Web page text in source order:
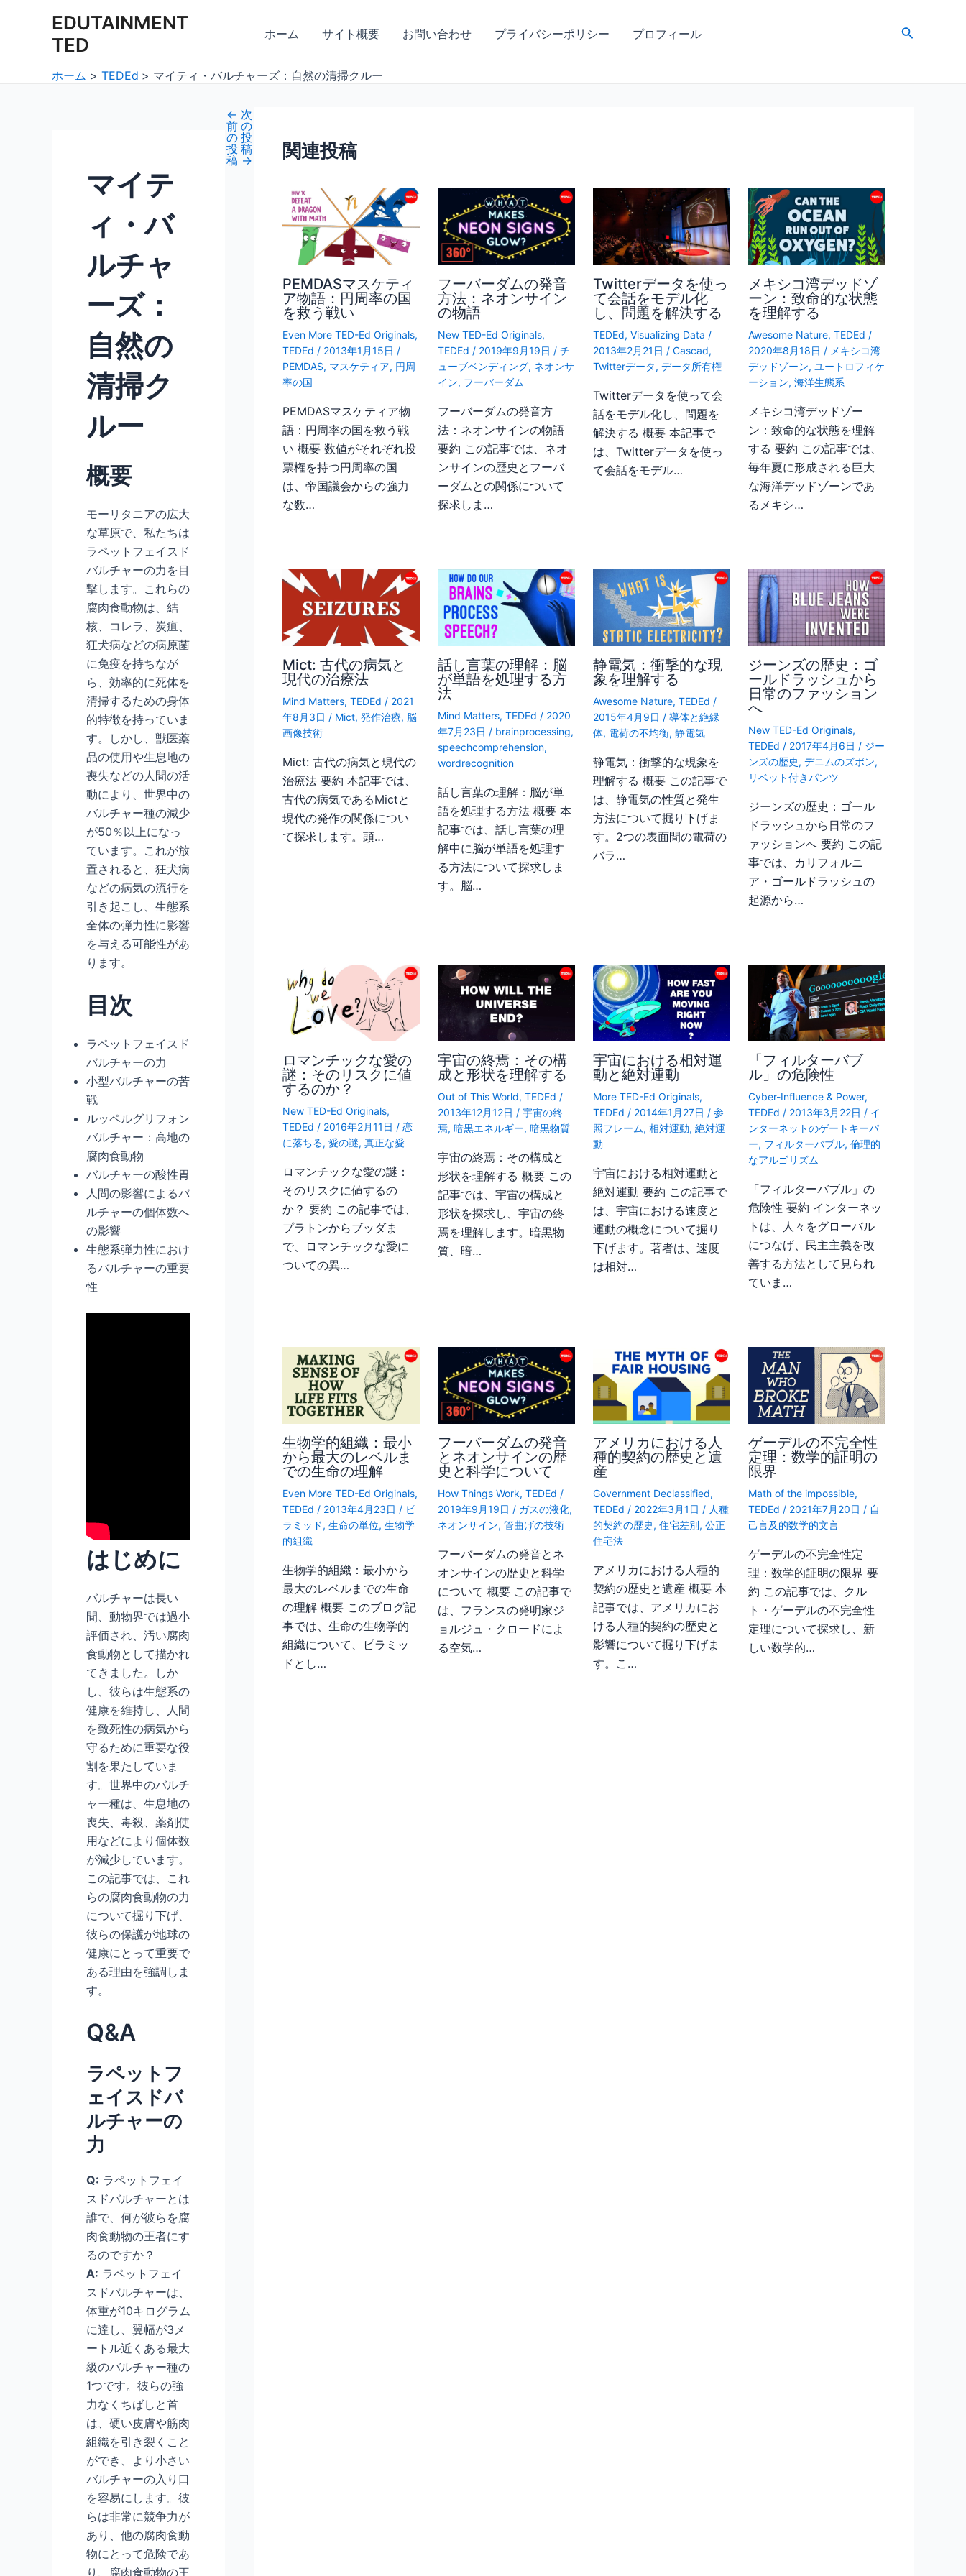
EDUTAINMENT
TED
ホーム サイト概要 お問い合わせ プライバシーポリシー プロフィール
検
ホーム TEDEd マイティ・バルチャーズ：自然の清掃クルー
マイテ
ィ・バ
ルチャ
ーズ：
自然の
清掃ク
ルー
概要
モーリタニアの広大
な草原で、私たちは
ラペットフェイスド
バルチャーの力を目
撃します。これらの
腐肉食動物は、結
核、コレラ、炭疽、
狂犬病などの病原菌
に免疫を持ちなが
ら、効率的に死体を
清掃するための身体
的特徴を持っていま
す。しかし、獣医薬
品の使用や生息地の
喪失などの人間の活
動により、世界中の
バルチャー種の減少
が50％以上になっ
ています。これが放
置されると、狂犬病
などの病気の流行を
引き起こし、生態系
全体の弾力性に影響
を与える可能性があ
ります。
目次
ラペットフェイスド
バルチャーの力
小型バルチャーの苦
戦
ルッペルグリフォン
バルチャー：高地の
腐肉食動物
バルチャーの酸性胃
人間の影響によるバ
ルチャーの個体数へ
の影響
生態系弾力性におけ
るバルチャーの重要
性
はじめに
バルチャーは長い
間、動物界では過小
評価され、汚い腐肉
食動物として描かれ
てきました。しか
し、彼らは生態系の
健康を維持し、人間
を致死性の病気から
守るために重要な役
割を果たしていま
す。世界中のバルチ
ャー種は、生息地の
喪失、毒殺、薬剤使
用などにより個体数
が減少しています。
この記事では、これ
らの腐肉食動物の力
について掘り下げ、
彼らの保護が地球の
健康にとって重要で
ある理由を強調しま
す。
Q&A
ラペットフ
ェイスドバ
ルチャーの
力
Q: ラペットフェイ
スドバルチャーとは
誰で、何が彼らを腐
肉食動物の王者にす
るのですか？
A: ラペットフェイ
スドバルチャーは、
体重が10キログラム
に達し、翼幅が3メ
ートル近くある最大
級のバルチャー種の
1つです。彼らの強
力なくちばしと首
は、硬い皮膚や筋肉
組織を引き裂くこと
ができ、より小さい
バルチャーの入り口
を容易にします。彼
らは非常に競争力が
あり、他の腐肉食動
物にとって危険であ
り、腐肉食動物の王
navigation
←
前
の
投
稿
次
の
投
稿
→
関連投稿
PEMDASマスケティ
ア物語：円周率の国
を救う戦い
Even More TED-Ed Originals,
TEDEd / 2013年1月15日 /
PEMDAS, マスケティア, 円周
率の国
PEMDASマスケティア物
語：円周率の国を救う戦
い 概要 数値がそれぞれ投
票権を持つ円周率の国
は、帝国議会からの強力
な数…
フーバーダムの発音
方法：ネオンサイン
の物語
New TED-Ed Originals,
TEDEd / 2019年9月19日 /チ
ューブベンディング, ネオンサ
イン, フーバーダム
フーバーダムの発音方
法：ネオンサインの物語
要約 この記事では、ネオ
ンサインの歴史とフーバ
ーダムとの関係について
探求しま…
Twitterデータを使っ
て会話をモデル化
し、問題を解決する
TEDEd,Visualizing Data /
2013年2月21日 /Cascad,
Twitterデータ,データ所有権
Twitterデータを使って会
話をモデル化し、問題を
解決する 概要 本記事で
は、Twitterデータを使っ
て会話をモデル…
メキシコ湾デッドゾ
ーン：致命的な状態
を理解する
Awesome Nature,TEDEd /
2020年8月18日 / メキシコ湾
デッドゾーン,ユートロフィケ
ーション,海洋生態系
メキシコ湾デッドゾー
ン：致命的な状態を理解
する 要約 この記事では、
毎年夏に形成される巨大
な海洋デッドゾーンであ
るメキシ…
Mict: 古代の病気と
現代の治療法
Mind Matters,TEDEd / 2021
年8月3日 / Mict,発作治療, 脳
画像技術
Mict: 古代の病気と現代の
治療法 要約 本記事では、
古代の病気であるMictと
現代の発作の関係につい
て探求します。頭…
話し言葉の理解：脳
が単語を処理する方
法
Mind Matters,TEDEd / 2020
年7月23日 / brainprocessing,
speechcomprehension,
wordrecognition
話し言葉の理解：脳が単
語を処理する方法 概要 本
記事では、話し言葉の理
解中に脳が単語を処理す
る方法について探求しま
す。脳…
静電気：衝撃的な現
象を理解する
Awesome Nature,TEDEd /
2015年4月9日 /導体と絶縁
体, 電荷の不均衡,静電気
静電気：衝撃的な現象を
理解する 概要 この記事で
は、静電気の性質と発生
方法について掘り下げま
す。2つの表面間の電荷の
バラ…
ジーンズの歴史：ゴ
ールドラッシュから
日常のファッション
へ
New TED-Ed Originals,
TEDEd / 2017年4月6日 / ジー
ンズの歴史,デニムのズボン,
リベット付きパンツ
ジーンズの歴史：ゴール
ドラッシュから日常のフ
ァッションへ 要約 この記
事では、カリフォルニ
ア・ゴールドラッシュの
起源から…
ロマンチックな愛の
謎：そのリスクに値
するのか？
New TED-Ed Originals,
TEDEd / 2016年2月11日 /恋
に落ちる,愛の謎,真正な愛
ロマンチックな愛の謎：
そのリスクに値するの
か？ 要約 この記事では、
プラトンからブッダま
で、ロマンチックな愛に
ついての異…
宇宙の終焉：その構
成と形状を理解する
Out of This World,TEDEd /
2013年12月12日 /宇宙の終
焉,暗黒エネルギー,暗黒物質
宇宙の終焉：その構成と
形状を理解する 概要 この
記事では、宇宙の構成と
形状を探求し、宇宙の終
焉を理解します。暗黒物
質、暗…
宇宙における相対運
動と絶対運動
More TED-Ed Originals,
TEDEd / 2014年1月27日 /参
照フレーム,相対運動,絶対運
動
宇宙における相対運動と
絶対運動 要約 この記事で
は、宇宙における速度と
運動の概念について掘り
下げます。著者は、速度
は相対…
「フィルターバブ
ル」の危険性
Cyber-Influence & Power,
TEDEd / 2013年3月22日 / イ
ンターネットのゲートキーパ
ー, フィルターバブル,倫理的
なアルゴリズム
「フィルターバブル」の
危険性 要約 インターネッ
トは、人々をグローバル
につなげ、民主主義を改
善する方法として見られ
ていま…
生物学的組織：最小
から最大のレベルま
での生命の理解
Even More TED-Ed Originals,
TEDEd / 2013年4月23日 / ピ
ラミッド,生命の単位,生物学
的組織
生物学的組織：最小から
最大のレベルまでの生命
の理解 概要 このブログ記
事では、生命の生物学的
組織について、ピラミッ
ドとし…
フーバーダムの発音
とネオンサインの歴
史と科学について
How Things Work,TEDEd /
2019年9月19日 / ガスの液化,
ネオンサイン,管曲げの技術
フーバーダムの発音とネ
オンサインの歴史と科学
について 概要 この記事で
は、フランスの発明家ジ
ョルジュ・クロードによ
る空気…
アメリカにおける人
種的契約の歴史と遺
産
Government Declassified,
TEDEd / 2022年3月1日 / 人種
的契約の歴史,住宅差別,公正
住宅法
アメリカにおける人種的
契約の歴史と遺産 概要 本
記事では、アメリカにお
ける人種的契約の歴史と
影響について掘り下げま
す。こ…
ゲーデルの不完全性
定理：数学的証明の
限界
Math of the impossible,
TEDEd / 2021年7月20日 / 自
己言及的数学的文言
ゲーデルの不完全性定
理：数学的証明の限界 要
約 この記事では、クル
ト・ゲーデルの不完全性
定理について探求し、新
しい数学的…